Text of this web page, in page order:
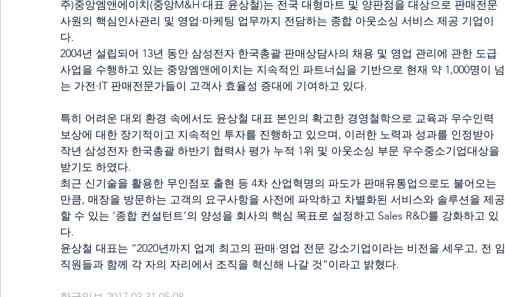
주)중앙엠앤에이치(중앙M&H·대표 윤상철)는 전국 대형마트 및 양판점을 대상으로 판매전문
사원의 핵심인사관리 및 영업·마케팅 업무까지 전담하는 종합 아웃소싱 서비스 제공 기업이
다.
2004년 설립되어 13년 동안 삼성전자 한국총괄 판매상담사의 채용 및 영업 관리에 관한 도급
사업을 수행하고 있는 중앙엠앤에이치는 지속적인 파트너십을 기반으로 현재 약 1,000명이 넘
는 가전·IT 판매전문가들이 고객사 효율성 증대에 기여하고 있다.
특히 어려운 대외 환경 속에서도 윤상철 대표 본인의 확고한 경영철학으로 교육과 우수인력
보상에 대한 장기적이고 지속적인 투자를 진행하고 있으며, 이러한 노력과 성과를 인정받아
작년 삼성전자 한국총괄 하반기 협력사 평가 누적 1위 및 아웃소싱 부문 우수중소기업대상을
받기도 하였다.
최근 신기술을 활용한 무인점포 출현 등 4차 산업혁명의 파도가 판매유통업으로도 불어오는
만큼, 매장을 방문하는 고객의 요구사항을 사전에 파악하고 차별화된 서비스와 솔루션을 제공
할 수 있는 ‘종합 컨설턴트’의 양성을 회사의 핵심 목표로 설정하고 Sales R&D를 강화하고 있
다.
윤상철 대표는 “2020년까지 업계 최고의 판매·영업 전문 강소기업이라는 비전을 세우고, 전 임
직원들과 함께 각 자의 자리에서 조직을 혁신해 나갈 것”이라고 밝혔다.